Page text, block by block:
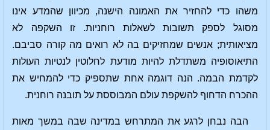
משהו כדי להחזיר את האמונה הישנה, מכיוון שהמדע אינו
מסוגל לספק תשובות לשאלות רוחניות. זו השקפה לא
מציאותית; אנשים שמחזיקים בה לא רואים מה קורה סביבם.
התיאוסופיה משתדלת להיות מודעת לחלוטין לנטיות העולות
לקדמת הבמה. הנה דוגמה אחת שתספיק כדי להמחיש את
ההכרח הדחוף להשקפת עולם המבוססת על תובנה רוחנית.
הבה נבחן לרגע את המתרחש במדינה שבה במשך מאות